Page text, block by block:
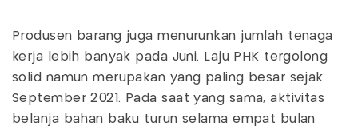
Produsen barang juga menurunkan jumlah tenaga
kerja lebih banyak pada Juni. Laju PHK tergolong
solid namun merupakan yang paling besar sejak
September 2021. Pada saat yang sama, aktivitas
belanja bahan baku turun selama empat bulan